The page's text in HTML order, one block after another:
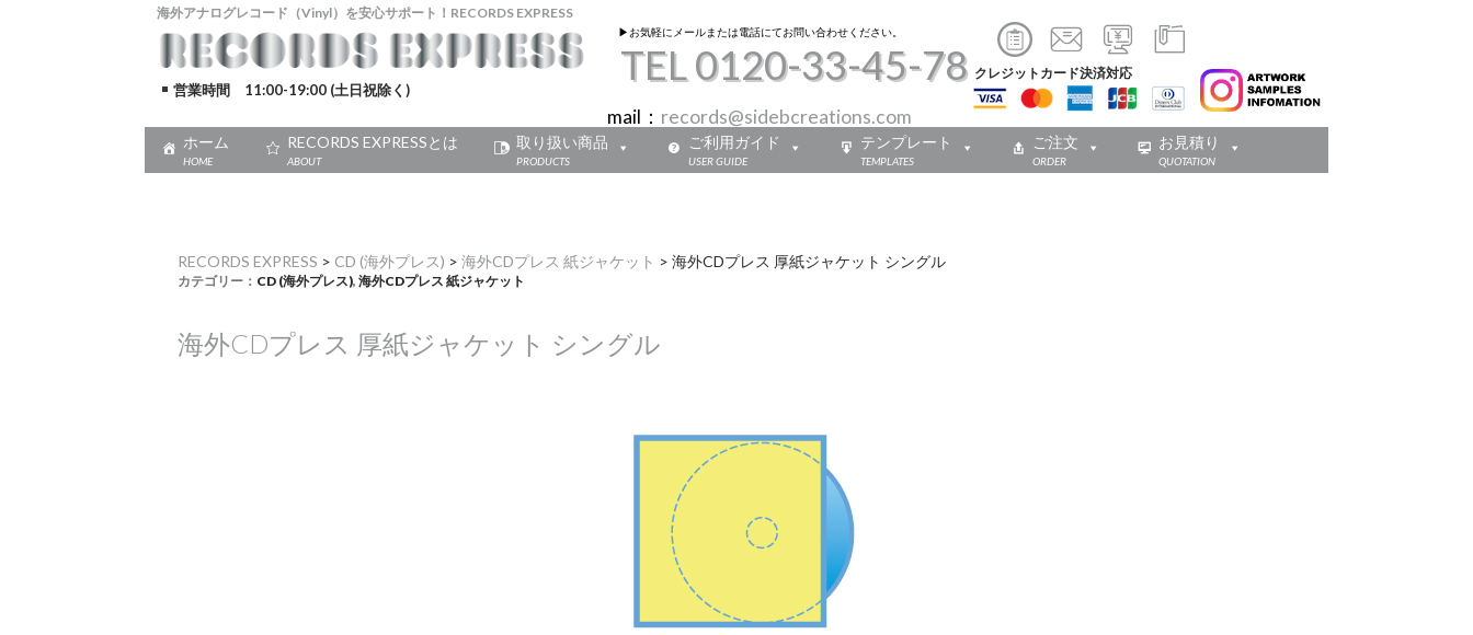
海外アナログレコード（Vinyl）を安心サポート！RECORDS EXPRESS
営業時間 11:00-19:00 (土日祝除く)
▶︎お気軽にメールまたは電話にてお問い合わせください。
TEL 0120-33-45-78
mail： records@sidebcreations.com
クレジットカード決済対応
ホーム
HOME
RECORDS EXPRESSとは
ABOUT
取り扱い商品
PRODUCTS
ご利用ガイド
USER GUIDE
テンプレート
TEMPLATES
ご注文
ORDER
お見積り
QUOTATION
RECORDS EXPRESS > CD (海外プレス) > 海外CDプレス 紙ジャケット > 海外CDプレス 厚紙ジャケット シングル
カテゴリー： CD (海外プレス), 海外CDプレス 紙ジャケット
海外CDプレス 厚紙ジャケット シングル